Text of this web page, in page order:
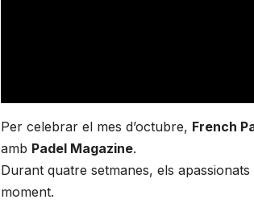
Per celebrar el mes d’octubre, French
amb Padel Magazine.
Durant quatre setmanes, els
moment.